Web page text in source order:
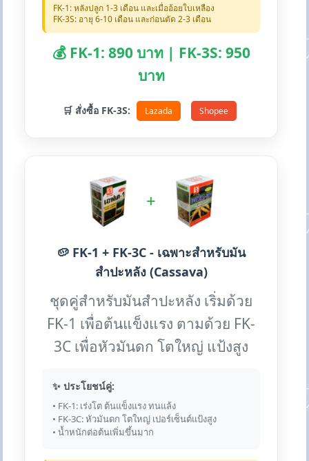
FK-1: หลังปลูก 1-3 เดือน และเมื่ออ้อยใบเหลือง
FK-3S: อายุ 6-10 เดือน และก่อนตัด 2-3 เดือน
💰 FK-1: 890 บาท | FK-3S: 950
บาท
🛒 สั่งซื้อ FK-3S: Lazada Shopee
+
🥔 FK-1 + FK-3C - เฉพาะสำหรับมัน
สำปะหลัง (Cassava)
ชุดคู่สำหรับมันสำปะหลัง เริ่มด้วย
FK-1 เพื่อต้นแข็งแรง ตามด้วย FK-
3C เพื่อหัวมันดก โตใหญ่ แป้งสูง
✨ ประโยชน์คู่:
• FK-1: เร่งโต ต้นแข็งแรง ทนแล้ง
• FK-3C: หัวมันดก โตใหญ่ เปอร์เซ็นต์แป้งสูง
• น้ำหนักต่อต้นเพิ่มขึ้นมาก